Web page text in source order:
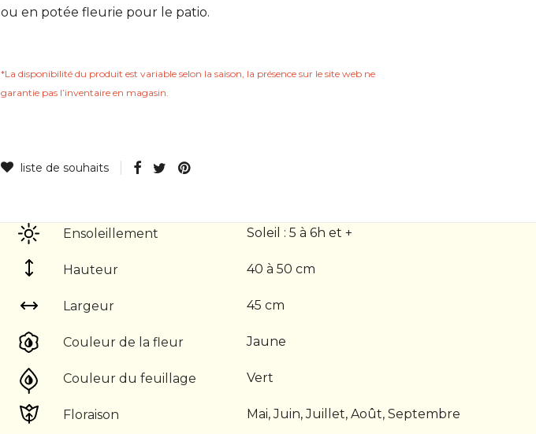
ou en potée fleurie pour le patio.
*La disponibilité du produit est variable selon la saison, la présence sur le site web ne
garantie pas lʼinventaire en magasin.
Ensoleillement Soleil : 5 à 6h et +
Hauteur 40 à 50 cm
Largeur 45 cm
Couleur de la fleur Jaune
Couleur du feuillage Vert
Floraison Mai, Juin, Juillet, Août, Septembre